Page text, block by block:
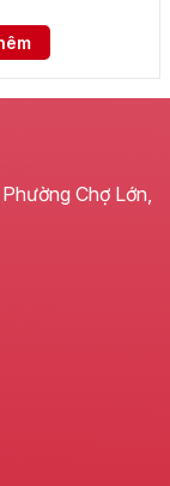
Chợ Lớn,